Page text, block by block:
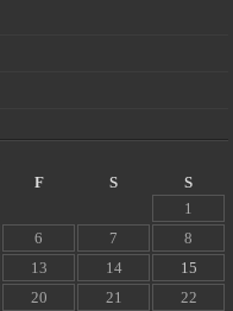
F S
S
1
6 7
8
13 14
15
20 21 22